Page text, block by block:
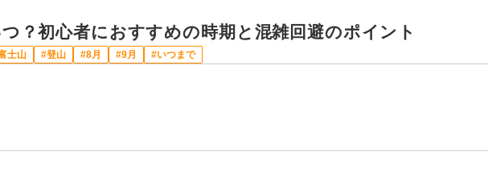
？初心者におすすめの時期と混雑回避のポイント
士山 登山 8月 9月 いつまで